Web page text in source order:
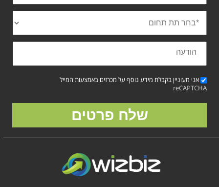
אני מעוניין בקבלת מידע נוסף על מכרזים באמצעות המייל
reCAPTCHA
שלח פרטים